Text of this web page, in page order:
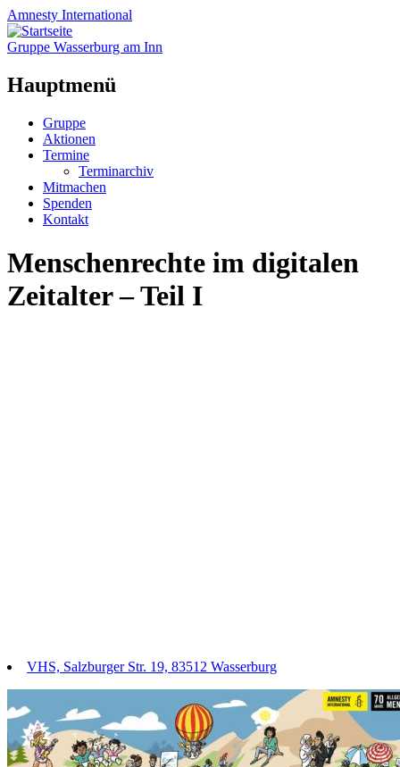
Amnesty International
Gruppe Wasserburg am Inn
Hauptmenü
Zum
Inhalt
springen
Gruppe
Aktionen
Termine
Terminarchiv
Mitmachen
Spenden
Kontakt
Menschenrechte im digitalen
Zeitalter – Teil I
VHS, Salzburger Str. 19, 83512 Wasserburg